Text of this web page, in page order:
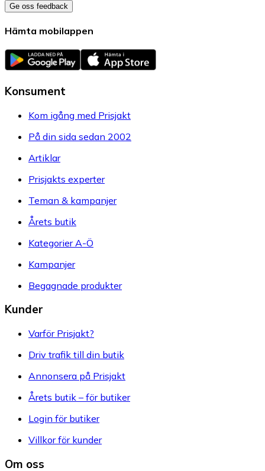
Ge oss feedback
Hämta mobilappen
Konsument
Kom igång med Prisjakt
På din sida sedan 2002
Artiklar
Prisjakts experter
Teman & kampanjer
Årets butik
Kategorier A-Ö
Kampanjer
Begagnade produkter
Kunder
Varför Prisjakt?
Driv trafik till din butik
Annonsera på Prisjakt
Årets butik – för butiker
Login för butiker
Villkor för kunder
Om oss